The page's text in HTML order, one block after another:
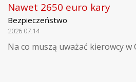
Nawet 2650 euro kary
Bezpieczeństwo
2026.07.14
Na co muszą uważać kierowcy w